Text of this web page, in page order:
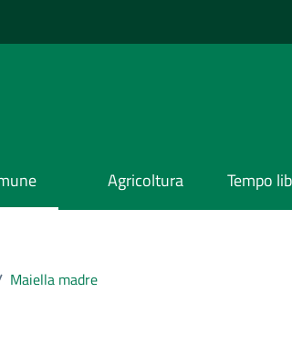
Agricoltura Tempo
Maiella madre